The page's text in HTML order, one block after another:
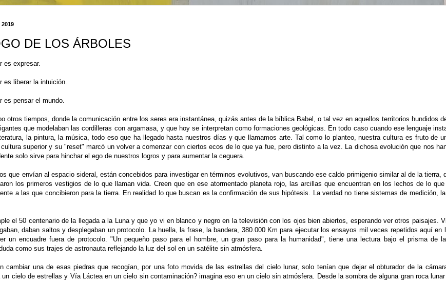
DE LOS ÁRBOLES
es expresar.
es liberar la intuición.
es pensar el mundo.
otros tiempos, donde la comunicación entre los seres era instantánea, quizás antes de la bíblica Babel, o tal vez en aquellos territorios hundidos
que modelaban las cordilleras con argamasa, y que hoy se interpretan como formaciones geológicas. En todo caso cuando ese lenguaje
la pintura, la música, todo eso que ha llegado hasta nuestros días y que llamamos arte. Tal como lo planteo, nuestra cultura es fruto de
superior y su "reset" marcó un volver a comenzar con ciertos ecos de lo que ya fue, pero distinto a la vez. La dichosa evolución que nos
solo sirve para hinchar el ego de nuestros logros y para aumentar la ceguera.
que envían al espacio sideral, están concebidos para investigar en términos evolutivos, van buscando ese caldo primigenio similar al de la tierra,
los primeros vestigios de lo que llaman vida. Creen que en ese atormentado planeta rojo, las arcillas que encuentran en los lechos de lo
a las que concibieron para la tierra. En realidad lo que buscan es la confirmación de sus hipótesis. La verdad no tiene sistemas de medición,
el 50 centenario de la llegada a la Luna y que yo vi en blanco y negro en la televisión con los ojos bien abiertos, esperando ver otros paisajes.
daban saltos y desplegaban un protocolo. La huella, la frase, la bandera, 380.000 Km para ejecutar los ensayos mil veces repetidos aquí en
un encuadre fuera de protocolo. "Un pequeño paso para el hombre, un gran paso para la humanidad", tiene una lectura bajo el prisma de
como sus trajes de astronauta reflejando la luz del sol en un satélite sin atmósfera.
cambiar una de esas piedras que recogían, por una foto movida de las estrellas del cielo lunar, solo tenían que dejar el obturador de la
un cielo de estrellas y Vía Láctea en un cielo sin contaminación? imagina eso en un cielo sin atmósfera. Desde la sombra de alguna gran roca